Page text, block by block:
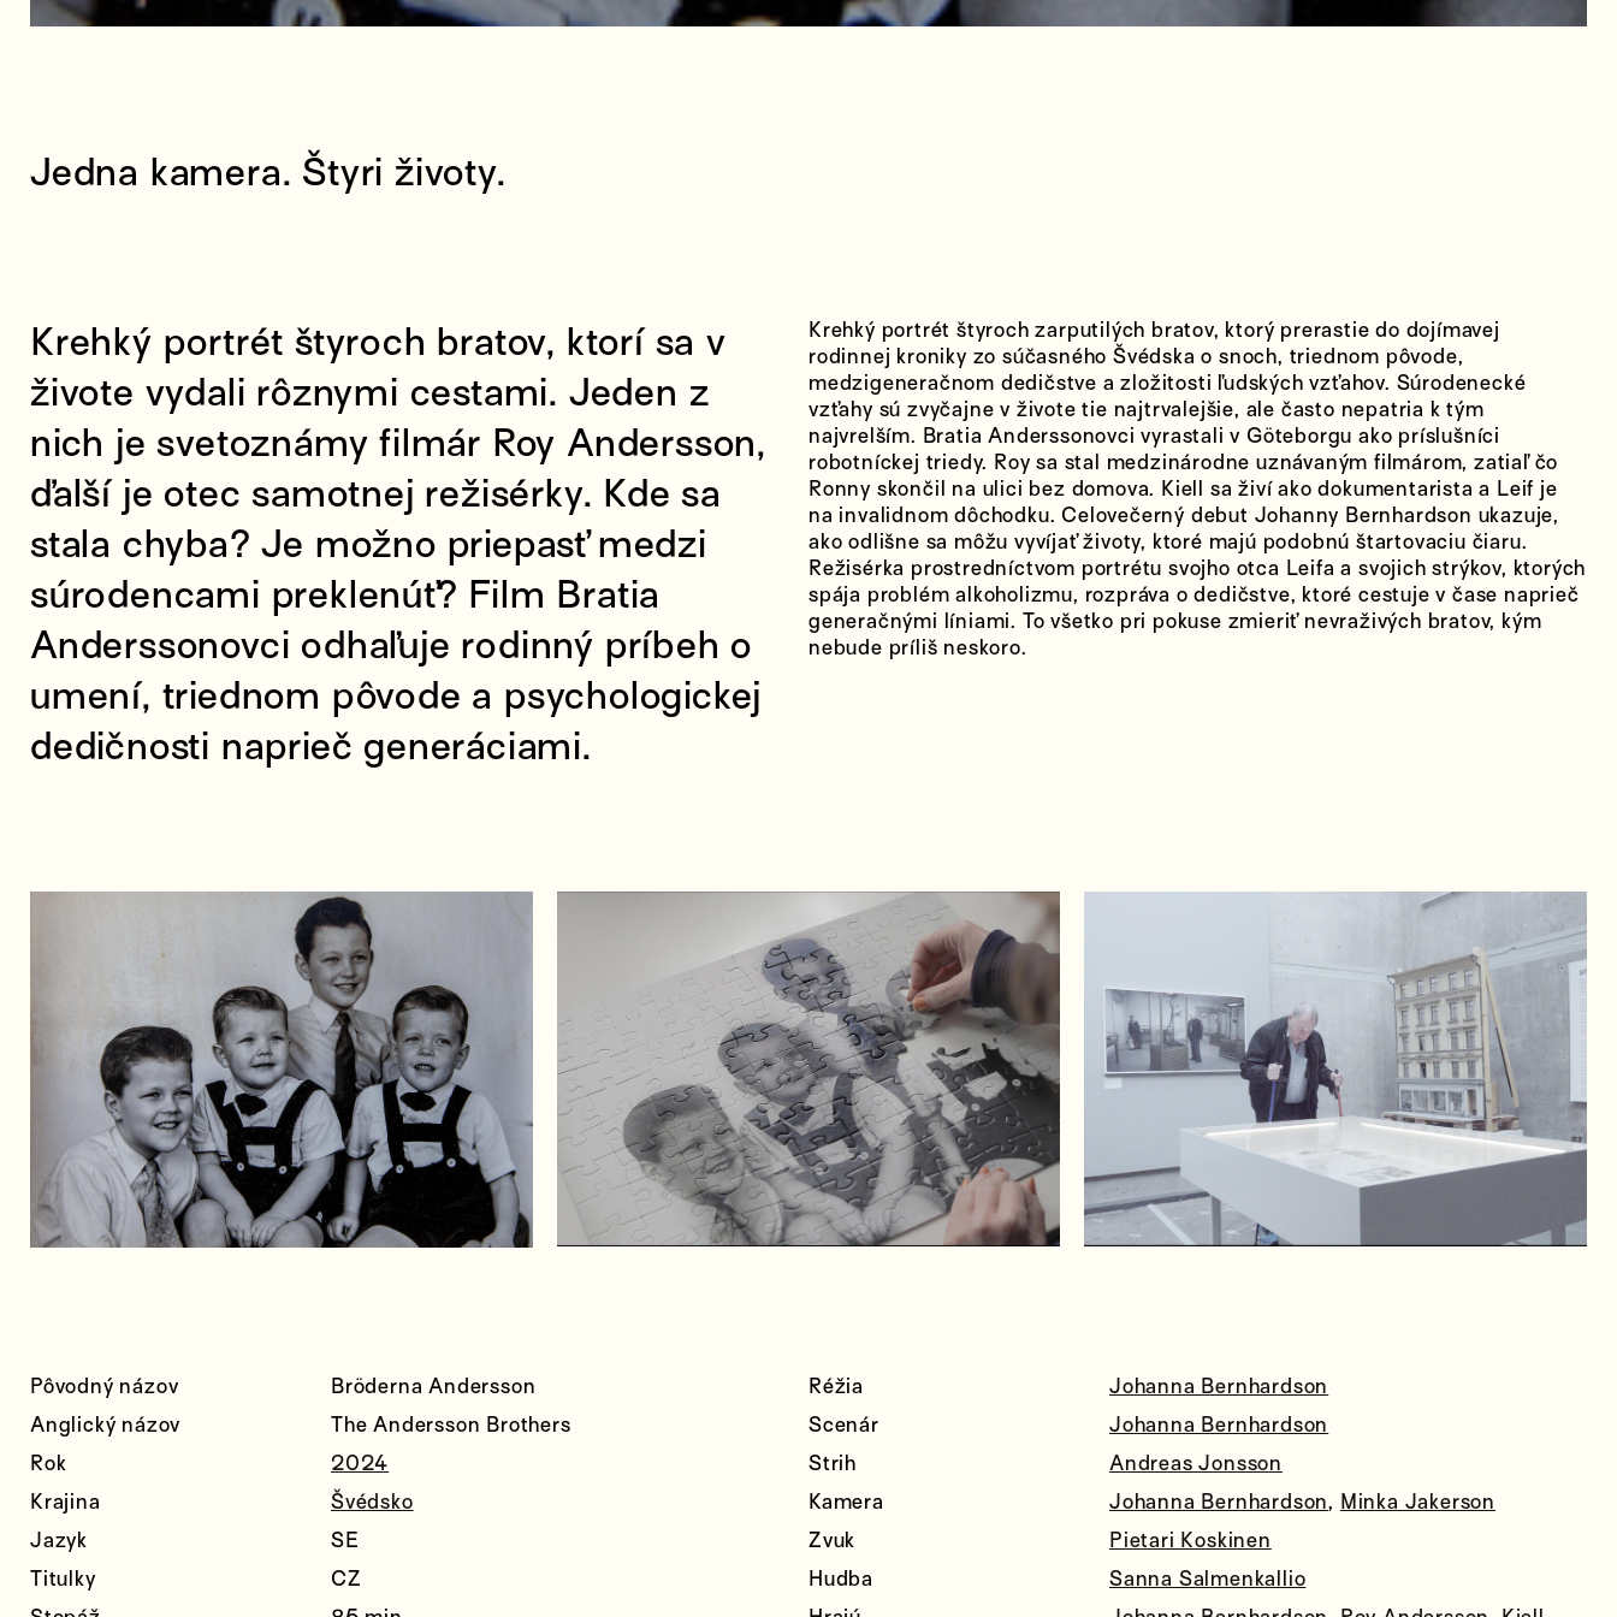
Jedna kamera. Štyri životy.
Krehký portrét štyroch bratov, ktorí sa v
živote vydali rôznymi cestami. Jeden z
nich je svetoznámy filmár Roy Andersson,
ďalší je otec samotnej režisérky. Kde sa
stala chyba? Je možno priepasť medzi
súrodencami preklenúť? Film Bratia
Anderssonovci odhaľuje rodinný príbeh o
umení, triednom pôvode a psychologickej
dedičnosti naprieč generáciami.
Krehký portrét štyroch zarputilých bratov, ktorý prerastie do dojímavej
rodinnej kroniky zo súčasného Švédska o snoch, triednom pôvode,
medzigeneračnom dedičstve a zložitosti ľudských vzťahov. Súrodenecké
vzťahy sú zvyčajne v živote tie najtrvalejšie, ale často nepatria k tým
najvrelším. Bratia Anderssonovci vyrastali v Göteborgu ako príslušníci
robotníckej triedy. Roy sa stal medzinárodne uznávaným filmárom, zatiaľ čo
Ronny skončil na ulici bez domova. Kiell sa živí ako dokumentarista a Leif je
na invalidnom dôchodku. Celovečerný debut Johanny Bernhardson ukazuje,
ako odlišne sa môžu vyvíjať životy, ktoré majú podobnú štartovaciu čiaru.
Režisérka prostredníctvom portrétu svojho otca Leifa a svojich strýkov, ktorých
spája problém alkoholizmu, rozpráva o dedičstve, ktoré cestuje v čase naprieč
generačnými líniami. To všetko pri pokuse zmieriť nevraživých bratov, kým
nebude príliš neskoro.
Pôvodný názov
Bröderna Andersson
Anglický názov
The Andersson Brothers
Rok
2024
Krajina
Švédsko
Jazyk
SE
Titulky
CZ
Réžia
Johanna Bernhardson
Scenár
Johanna Bernhardson
Strih
Andreas Jonsson
Kamera
Johanna Bernhardson, Minka Jakerson
Zvuk
Pietari Koskinen
Hudba
Sanna Salmenkallio